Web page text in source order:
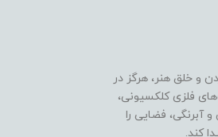
و خلق هنر، هرگز در
فلزی کلکسیونی،
فضایی را
کند.